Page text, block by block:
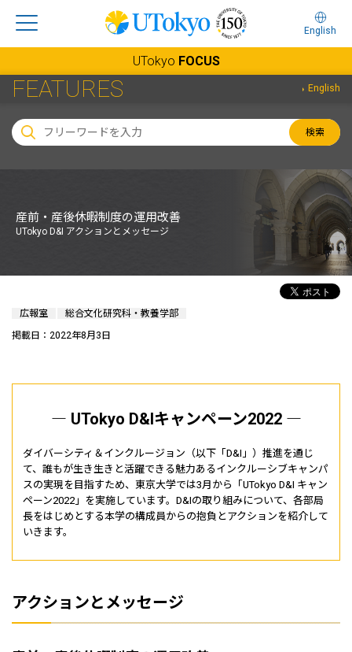
English
UTokyo FOCUS
FEATURES English
検索
産前・産後休暇制度の運用改善
UTokyo D&I アクションとメッセージ
広報室
総合文化研究科・教養学部
掲載日：2022年8月3日
― UTokyo D&Iキャンペーン2022 ―
ダイバーシティ＆インクルージョン（以下「D&I」）推進を通じ
て、誰もが生き生きと活躍できる魅力あるインクルーシブキャンパ
スの実現を目指すため、東京大学では3月から「UTokyo D&I キャン
ペーン2022」を実施しています。D&Iの取り組みについて、各部局
長をはじめとする本学の構成員からの抱負とアクションを紹介して
いきます。
アクションとメッセージ